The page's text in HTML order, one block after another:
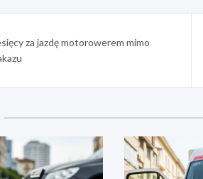
za jazdę motorowerem mimo